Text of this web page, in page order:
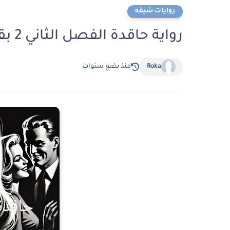
روايات شيقه
رواية حاقدة الفصل الثاني 2 بقلم ايمان مرسي
Roka منذ بضع سنوات